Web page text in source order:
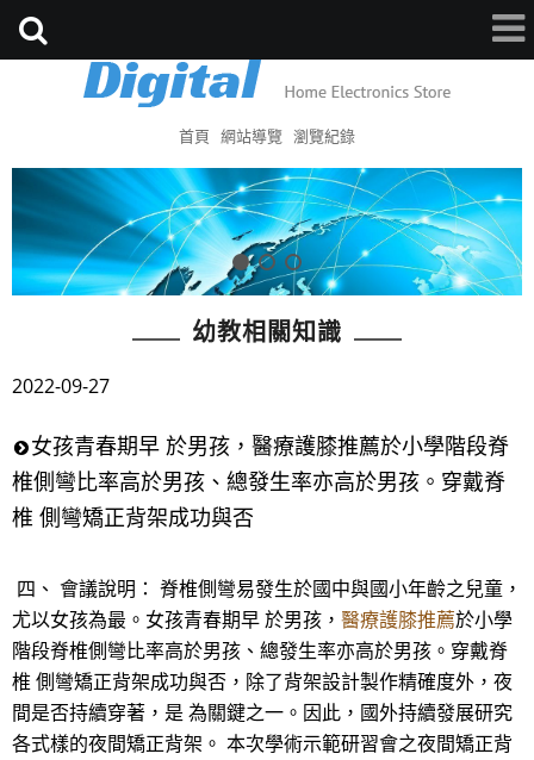
首頁 網站導覽 瀏覽紀錄
幼教相關知識
2022-09-27
女孩青春期早 於男孩，醫療護膝推薦於小學階段脊
椎側彎比率高於男孩、總發生率亦高於男孩。穿戴脊
椎 側彎矯正背架成功與否
四、 會議說明： 脊椎側彎易發生於國中與國小年齡之兒童，
尤以女孩為最。女孩青春期早 於男孩， 醫療護膝推薦於小學
階段脊椎側彎比率高於男孩、總發生率亦高於男孩。穿戴脊
椎 側彎矯正背架成功與否，除了背架設計製作精確度外，夜
間是否持續穿著，是 為關鍵之一。因此，國外持續發展研究
各式樣的夜間矯正背架。 本次學術示範研習會之夜間矯正背